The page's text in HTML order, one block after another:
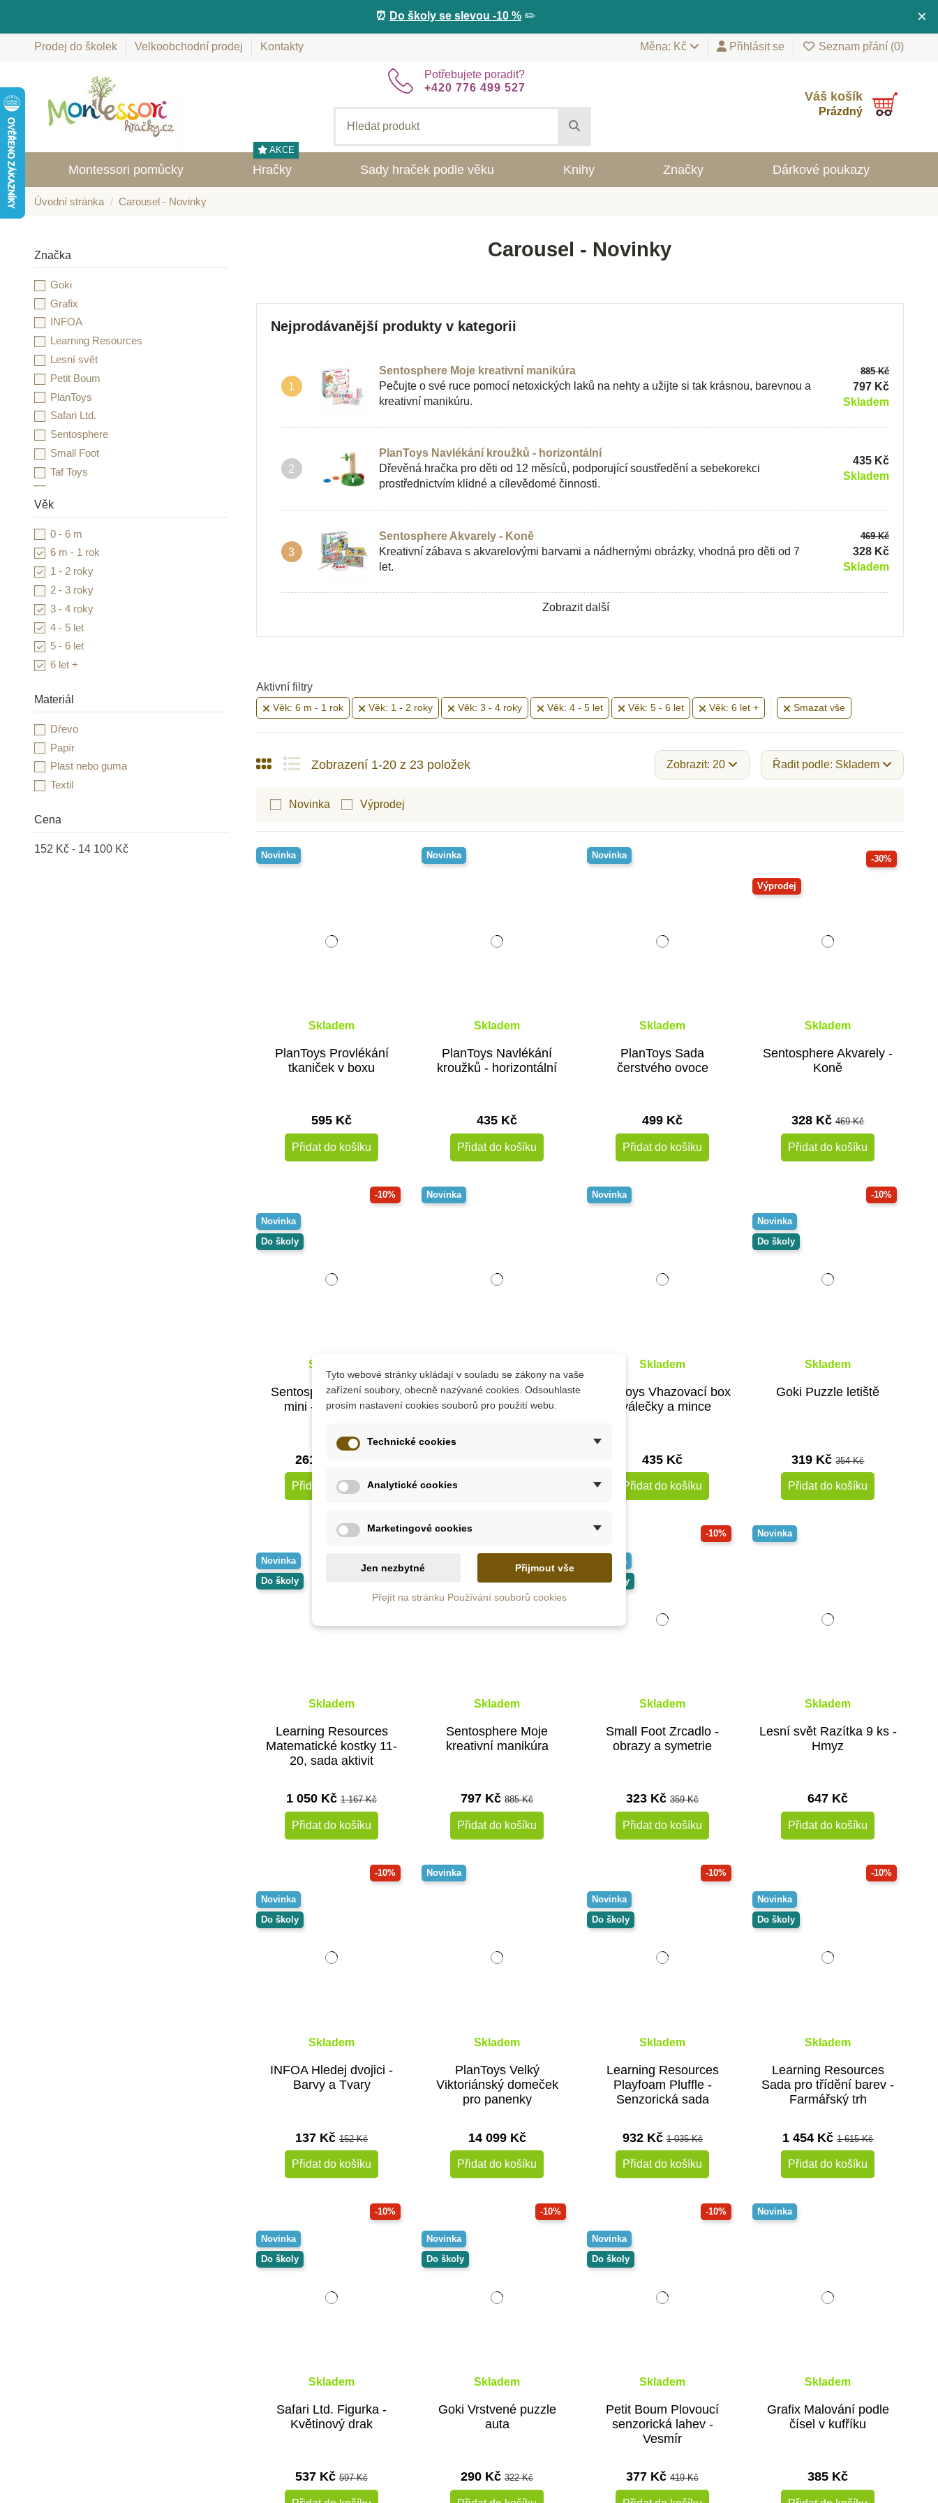
×
⏰ Do školy se slevou -10 % ✏️
Prodej do školek Velkoobchodní prodej Kontakty Měna: Kč Přihlásit se Seznam přání (0)
Potřebujete poradit?
+420 776 499 527
Váš košík
Prázdný
Montessori pomůcky Hračky
AKCE
Sady hraček podle věku Knihy Značky Dárkové poukazy
Úvodní stránka Carousel - Novinky
Carousel - Novinky
Nejprodávanější produkty v kategorii
1
Sentosphere Moje kreativní manikúra
Pečujte o své ruce pomocí netoxických laků na nehty a užijte si tak krásnou, barevnou a
kreativní manikúru.
885 Kč
797 Kč
Skladem
2
PlanToys Navlékání kroužků - horizontální
Dřevěná hračka pro děti od 12 měsíců, podporující soustředění a sebekorekci
prostřednictvím klidné a cílevědomé činnosti.
435 Kč
Skladem
3
Sentosphere Akvarely - Koně
Kreativní zábava s akvarelovými barvami a nádhernými obrázky, vhodná pro děti od 7
let.
469 Kč
328 Kč
Skladem
Zobrazit další
Aktivní filtry
Věk: 6 m - 1 rok Věk: 1 - 2 roky Věk: 3 - 4 roky Věk: 4 - 5 let Věk: 5 - 6 let Věk: 6 let + Smazat vše
Zobrazení 1-20 z 23 položek Zobrazit: 20 Řadit podle: Skladem
Novinka Výprodej
Novinka
Skladem
PlanToys Provlékání
tkaniček v boxu
595 Kč
Přidat do košíku
Novinka
Skladem
PlanToys Navlékání
kroužků - horizontální
435 Kč
Přidat do košíku
Novinka
Skladem
PlanToys Sada
čerstvého ovoce
499 Kč
Přidat do košíku
-30%
Výprodej
Skladem
Sentosphere Akvarely -
Koně
328 Kč469 Kč
Přidat do košíku
-10%
Novinka
Do školy
Skladem
Sentosphere Akvarely
mini - Jednorožci
261 Kč
Přidat do košíku
Novinka
Toys for life - Třídění
odpadu
Přidat do košíku
Novinka
Skladem
PlanToys Vhazovací box
- válečky a mince
435 Kč
Přidat do košíku
-10%
Novinka
Do školy
Skladem
Goki Puzzle letiště
319 Kč354 Kč
Přidat do košíku
-10%
Novinka
Do školy
Skladem
Learning Resources
Matematické kostky 11-
20, sada aktivit
1 050 Kč1 167 Kč
Přidat do košíku
Skladem
Sentosphere Moje
kreativní manikúra
797 Kč885 Kč
Přidat do košíku
-10%
Novinka
Do školy
Skladem
Small Foot Zrcadlo -
obrazy a symetrie
323 Kč359 Kč
Přidat do košíku
Novinka
Skladem
Lesní svět Razítka 9 ks -
Hmyz
647 Kč
Přidat do košíku
-10%
Novinka
Do školy
Skladem
INFOA Hledej dvojici -
Barvy a Tvary
137 Kč152 Kč
Přidat do košíku
Novinka
Skladem
PlanToys Velký
Viktoriánský domeček
pro panenky
14 099 Kč
Přidat do košíku
-10%
Novinka
Do školy
Skladem
Learning Resources
Playfoam Pluffle -
Senzorická sada
932 Kč1 035 Kč
Přidat do košíku
-10%
Novinka
Do školy
Skladem
Learning Resources
Sada pro třídění barev -
Farmářský trh
1 454 Kč1 615 Kč
Přidat do košíku
-10%
Novinka
Do školy
Skladem
Safari Ltd. Figurka -
Květinový drak
537 Kč597 Kč
-10%
Novinka
Do školy
Skladem
Goki Vrstvené puzzle
auta
290 Kč322 Kč
-10%
Novinka
Do školy
Skladem
Petit Boum Plovoucí
senzorická lahev -
Vesmír
377 Kč419 Kč
Novinka
Skladem
Grafix Malování podle
čísel v kufříku
385 Kč
Značka
Goki
Grafix
INFOA
Learning Resources
Lesní svět
Petit Boum
PlanToys
Safari Ltd.
Sentosphere
Small Foot
Taf Toys
Věk
0 - 6 m
6 m - 1 rok
1 - 2 roky
2 - 3 roky
3 - 4 roky
4 - 5 let
5 - 6 let
6 let +
Materiál
Dřevo
Papír
Plast nebo guma
Textil
Cena
152 Kč - 14 100 Kč
Tyto webové stránky ukládají v souladu se zákony na vaše
zařízení soubory, obecně nazývané cookies. Odsouhlaste
prosím nastavení cookies souborů pro použití webu.
Technické cookies
Analytické cookies
Marketingové cookies
Jen nezbytné Přijmout vše
Přejít na stránku Používání souborů cookies